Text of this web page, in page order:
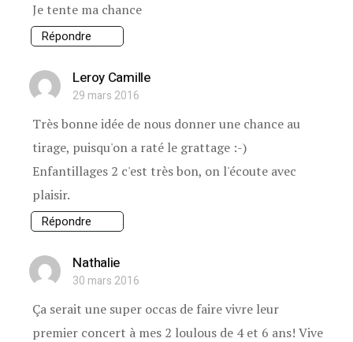
Je tente ma chance
Répondre
Leroy Camille
29 mars 2016
Très bonne idée de nous donner une chance au
tirage, puisqu'on a raté le grattage :-)
Enfantillages 2 c'est très bon, on l'écoute avec
plaisir.
Répondre
Nathalie
30 mars 2016
Ça serait une super occas de faire vivre leur
premier concert à mes 2 loulous de 4 et 6 ans! Vive